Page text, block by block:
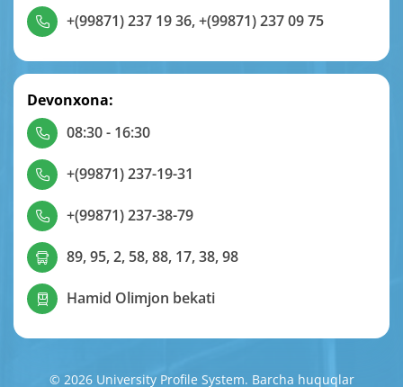
+(99871) 237 19 36,+(99871) 237 09 75
Devonxona:
08:30 - 16:30
+(99871) 237-19-31
+(99871) 237-38-79
89, 95, 2, 58, 88, 17, 38, 98
Hamid Olimjon bekati
© 2026 University Profile System. Barcha huquqlar